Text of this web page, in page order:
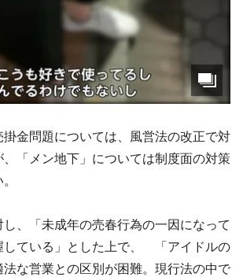
金問題については、風営法の改正で対
「メン地下」については制度面の対策
、「未成年の売春行為の一因になって
している」とした上で、 「アイドルの
法な営業との区別が困難。現行法の中で